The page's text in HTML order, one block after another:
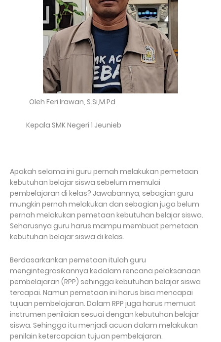
Oleh Feri Irawan, S.Si,M.Pd
Kepala SMK Negeri 1 Jeunieb
Apakah selama ini guru pernah melakukan pemetaan
kebutuhan belajar siswa sebelum memulai
pembelajaran di kelas? Jawabannya, sebagian guru
mungkin pernah melakukan dan sebagian juga belum
pernah melakukan pemetaan kebutuhan belajar siswa.
Seharusnya guru harus mampu membuat pemetaan
kebutuhan belajar siswa di kelas.
Berdasarkankan pemetaan itulah guru
mengintegrasikannya kedalam rencana pelaksanaan
pembelajaran (RPP) sehingga kebutuhan belajar siswa
tercapai. Namun pemetaan ini harus bisa mencapai
tujuan pembelajaran. Dalam RPP juga harus memuat
instrumen penilaian sesuai dengan kebutuhan belajar
siswa. Sehingga itu menjadi acuan dalam melakukan
penilain ketercapaian tujuan pembelajaran.